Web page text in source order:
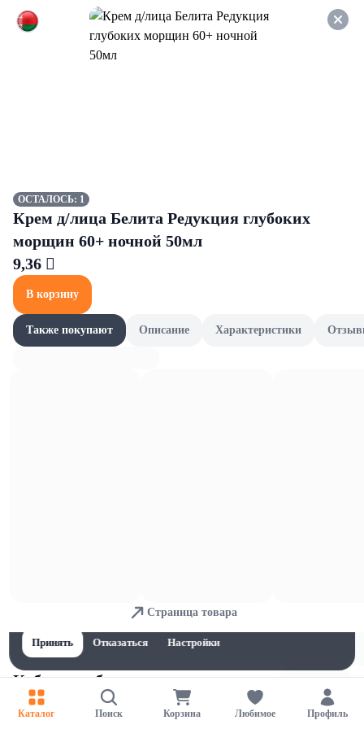
Оформляйте заказ НА
САМОВЫВОЗ и получайте
СКИДКУ 7%
Кабачки и баклажаны
Каталог Поиск Корзина Любимое Профиль
Для обеспечения удобства пользователей сайта используются
Принять
Отказаться Настройки
ОСТАЛОСЬ: 1
Крем д/лица Белита Редукция глубоких
морщин 60+ ночной 50мл
9,36 
В корзину
Также покупают Описание Характеристики
Страница товара